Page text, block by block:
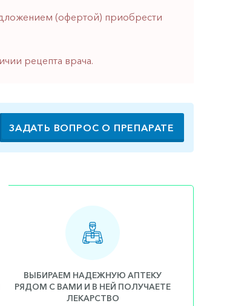
(офертой) приобрести
рецепта врача.
ЗАДАТЬ ВОПРОС О ПРЕПАРАТЕ
ВЫБИРАЕМ НАДЕЖНУЮ АПТЕКУ
РЯДОМ С ВАМИ И В НЕЙ ПОЛУЧАЕТЕ
ЛЕКАРСТВО